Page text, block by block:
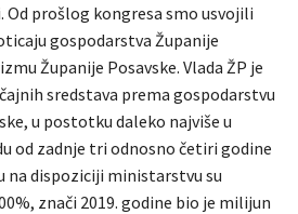
Od prošlog kongresa smo usvojili
gospodarstva Županije
Županije Posavske. Vlada ŽP je
sredstava prema gospodarstvu
u postotku daleko najviše u
od zadnje tri odnosno četiri godine
na dispoziciji ministarstvu su
znači 2019. godine bio je milijun